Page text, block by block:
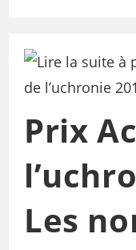
Prix
Les